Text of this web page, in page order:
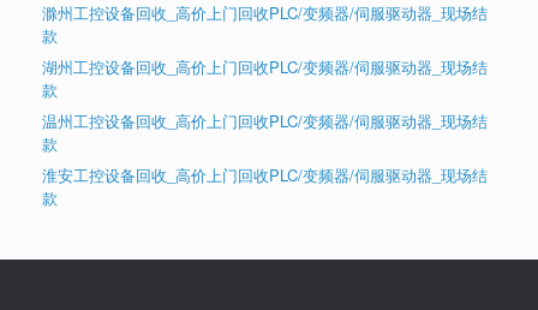
滁州工控设备回收_高价上门回收PLC/变频器/伺服驱动器_现场结
款
湖州工控设备回收_高价上门回收PLC/变频器/伺服驱动器_现场结
款
温州工控设备回收_高价上门回收PLC/变频器/伺服驱动器_现场结
款
淮安工控设备回收_高价上门回收PLC/变频器/伺服驱动器_现场结
款